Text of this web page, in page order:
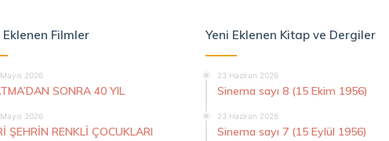
Eklenen Filmler
2026
SONRA 40 YIL
2026
ŞEHRİN RENKLİ ÇOCUKLARI
Yeni Eklenen Kitap ve Dergiler
23 Haziran 2026
Sinema sayı 8 (15 Ekim 1956)
23 Haziran 2026
Sinema sayı 7 (15 Eylül 1956)